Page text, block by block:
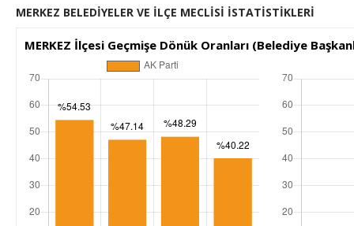
MERKEZ BELEDİYELER VE İLÇE MECLİSİ İSTATİSTİKLERİ
MERKEZ İlçesi Geçmişe Dönük Oranları (Belediye